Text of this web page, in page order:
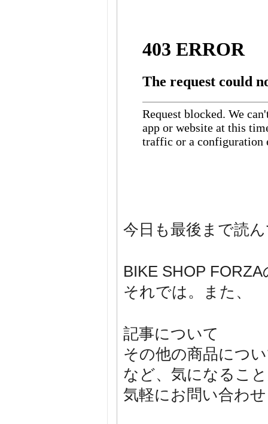
今日も最後まで読
BIKE SHOP
それでは。また、
記事について
その他の商品につ
など、気になるこ
気軽にお問い合わ